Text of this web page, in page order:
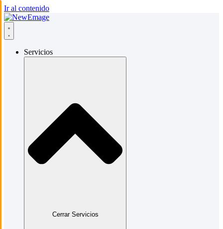
Ir al contenido
Servicios
Cerrar Servicios